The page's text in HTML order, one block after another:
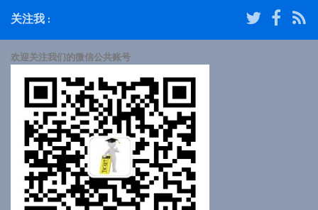
关注我 :
欢迎关注我们的微信公共账号